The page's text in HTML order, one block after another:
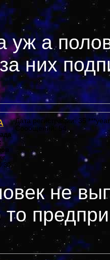
уж а
них
Дата регистрации: 35
Сообщений: 54
не
то